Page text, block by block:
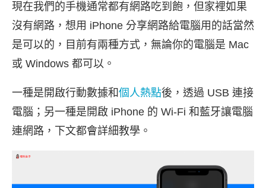
現在我們的手機通常都有網路吃到飽，但家裡如果
沒有網路，想用 iPhone 分享網路給電腦用的話當然
是可以的，目前有兩種方式，無論你的電腦是 Mac
或 Windows 都可以。
一種是開啟行動數據和個人熱點後，透過 USB 連接
電腦；另一種是開啟 iPhone 的 Wi-Fi 和藍牙讓電腦
連網路，下文都會詳細教學。